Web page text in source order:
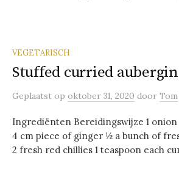
VEGETARISCH
Stuffed curried
Geplaatst op oktober 31, 2020 door Tom
Ingrediënten Bereidingswijze 1
4 cm piece of ginger ½ a bunch of
2 fresh red chillies 1 teaspoon each